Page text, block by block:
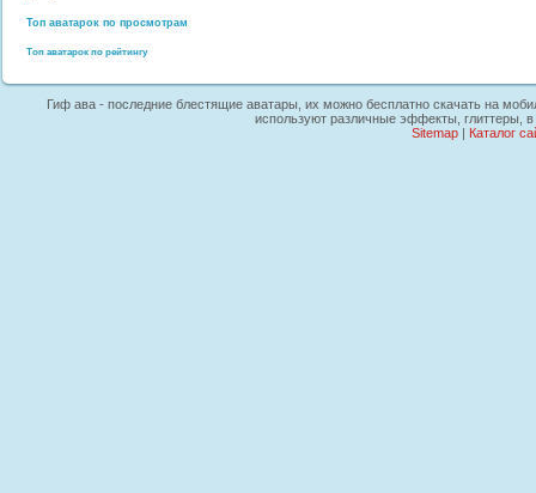
Топ аватарок по просмотрам
Топ аватарок по рейтингу
Гиф ава - последние блестящие аватары, их можно бесплатно скачать на
используют различные эффекты, глиттеры,
Sitemap| Каталог